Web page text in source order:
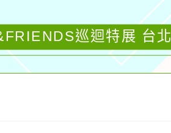
巡迴特展 台北